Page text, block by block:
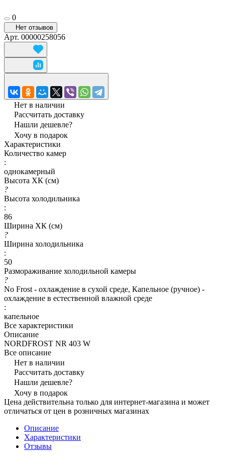
0
Нет отзывов
Арт. 00000258056
Нет в наличии
Рассчитать доставку
Нашли дешевле?
Хочу в подарок
Характеристики
Количество камер
:
однокамерный
Высота ХК (см)
?
Высота холодильника
:
86
Ширина ХК (см)
?
Ширина холодильника
:
50
Размораживание холодильной камеры
?
No Frost - охлаждение в сухой среде, Капельное (ручное) -
охлаждение в естественной влажной среде
:
капельное
Все характеристики
Описание
NORDFROST NR 403 W
Все описание
Нет в наличии
Рассчитать доставку
Нашли дешевле?
Хочу в подарок
Цена действительна только для интернет-магазина и может
отличаться от цен в розничных магазинах
Описание
Характеристики
Отзывы